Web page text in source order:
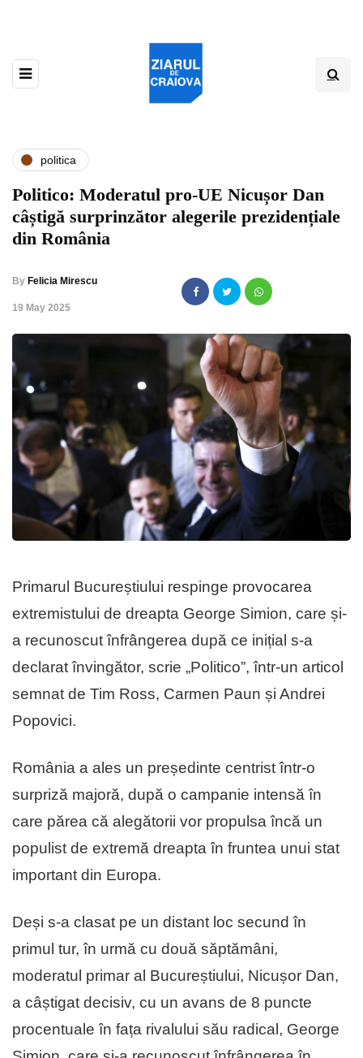
politica
Politico: Moderatul pro-UE Nicușor Dan
câștigă surprinzător alegerile prezidențiale
din România
By Felicia Mirescu
,19 May 2025
Primarul Bucureștiului respinge provocarea
extremistului de dreapta George Simion, care și-
a recunoscut înfrângerea după ce inițial s-a
declarat învingător, scrie „Politico”, într-un articol
semnat de Tim Ross, Carmen Paun și Andrei
Popovici.
România a ales un președinte centrist într-o
surpriză majoră, după o campanie intensă în
care părea că alegătorii vor propulsa încă un
populist de extremă dreapta în fruntea unui stat
important din Europa.
Deși s-a clasat pe un distant loc secund în
primul tur, în urmă cu două săptămâni,
moderatul primar al Bucureștiului, Nicușor Dan,
a câștigat decisiv, cu un avans de 8 puncte
procentuale în fața rivalului său radical, George